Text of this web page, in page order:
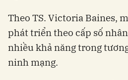
Theo TS. Victoria Baines,
phát triển theo cấp số
nhiều khả năng trong
ninh mạng.